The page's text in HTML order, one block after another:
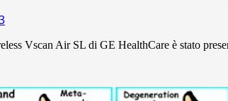
Vscan Air SL di GE HealthCare è stato